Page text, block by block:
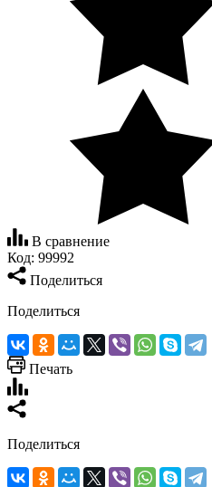
В сравнение
Код: 99992
Поделиться
Поделиться
Печать
Поделиться